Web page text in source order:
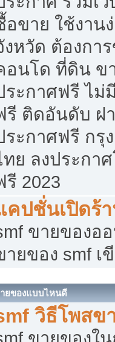
อขาย ใช้งาน
งหวัด ต้องกา
อนโด ที่ดิน ข
ระกาศฟรี ไม่
รี ติดอันดับ ฝ
ระกาศฟรี กรุ
ทย ลงประกา
รี 2023
คปชั่นเปิดร้
ขายของอ
ายของ smf เ
ยของแบบไหนดี
วิธีโพสข